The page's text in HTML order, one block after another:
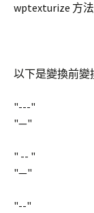
wptexturize 方
以下是變換前變
"---"
"—"
" -- "
"—"
"--"